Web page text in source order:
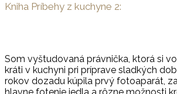
Kniha Príbehy z kuchyne 2:
Som vyštudovaná právnička, ktorá si
kráti v kuchyni pri príprave sladkých
rokov dozadu kúpila prvý fotoaparát,